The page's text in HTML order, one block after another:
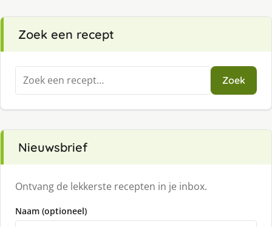
Zoek een recept
Zoeken
naar:
Zoek
Nieuwsbrief
Ontvang de lekkerste recepten in je inbox.
Naam (optioneel)